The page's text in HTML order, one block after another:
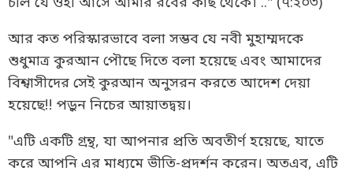
আর কত পরিস্কারভাবে বলা সম্ভব যে নবী মুহাম্মদকে
শুধুমাত্র কুরআন পৌছে দিতে বলা হয়েছে এবং আমাদের
বিশ্বাসীদের সেই কুরআন অনুসরন করতে আদেশ দেয়া
হয়েছে!! পড়ুন নিচের আয়াতদ্বয়।
"এটি একটি গ্রন্থ, যা আপনার প্রতি অবতীর্ণ হয়েছে, যাতে
করে আপনি এর মাধ্যমে ভীতি-প্রদর্শন করেন। অতএব, এটি